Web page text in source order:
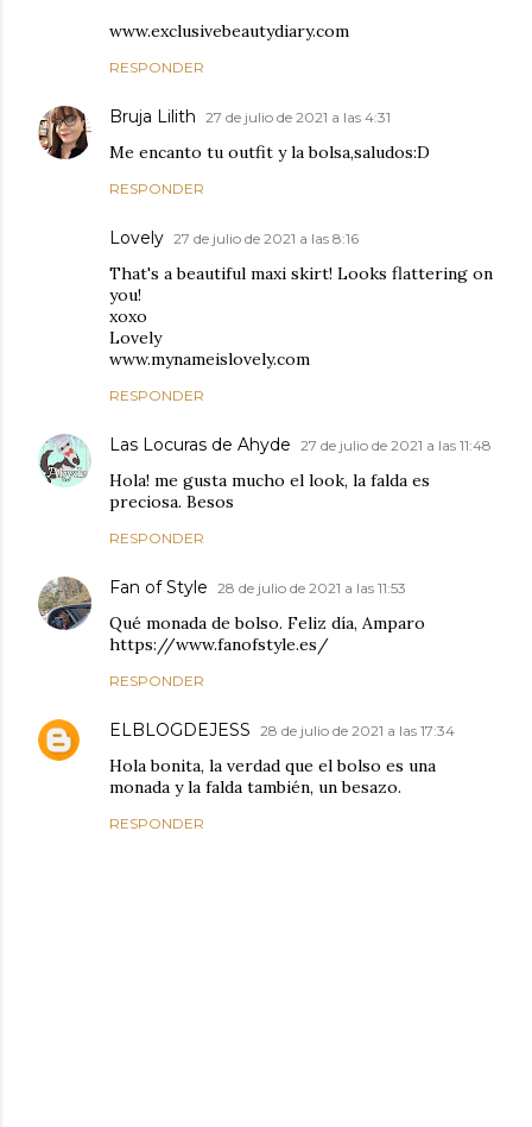
www.exclusivebeautydiary.com
RESPONDER
Bruja Lilith 27 de julio de 2021 a las 4:31
Me encanto tu outfit y la bolsa,saludos:D
RESPONDER
Lovely 27 de julio de 2021 a las 8:16
That's a beautiful maxi skirt! Looks flattering on
you!
xoxo
Lovely
www.mynameislovely.com
RESPONDER
Las Locuras de Ahyde 27 de julio de 2021 a las 11:48
Hola! me gusta mucho el look, la falda es
preciosa. Besos
RESPONDER
Fan of Style 28 de julio de 2021 a las 11:53
Qué monada de bolso. Feliz día, Amparo
https://www.fanofstyle.es/
RESPONDER
ELBLOGDEJESS 28 de julio de 2021 a las 17:34
Hola bonita, la verdad que el bolso es una
monada y la falda también, un besazo.
RESPONDER